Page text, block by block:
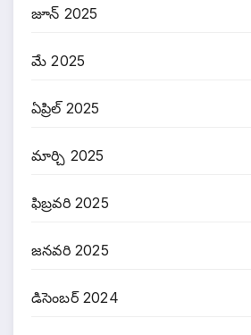
జూన్ 2025
మే 2025
ఏప్రిల్ 2025
మార్చి 2025
ఫిబ్రవరి 2025
జనవరి 2025
డిసెంబర్ 2024